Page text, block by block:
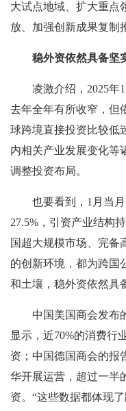
大试点地域、扩大重点
放、加强创新成果复制
稳外资依然具备坚
凌激介绍，2025年
去年全年有所收窄，但
球跨境直接投资比较低
内相关产业发展变化等
调整投资布局。
也要看到，1月当
27.5%，引资产业结构
国超大规模市场、完备
的创新环境，都为跨国
和土壤，稳外资依然具
中国美国商会发布
显示，近70%的消费行
资；中国德国商会的报
华开展运营，超过一半
资。“这些数据都体现